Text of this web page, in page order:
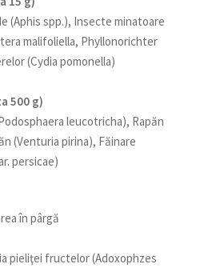
(Aphis spp.), Insecte minatoare
malifoliella, Phyllonorichter
(Cydia pomonella)
500 g)
leucotricha), Rapăn
(Venturia pirina), Făinare
persicae)
în pârgă
pieliţei fructelor (Adoxophzes